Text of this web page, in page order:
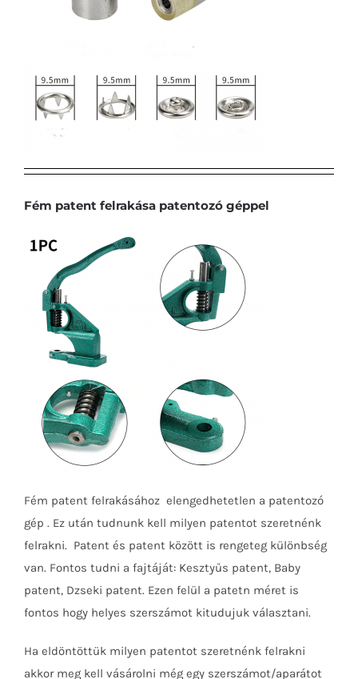
Fém patent felrakása patentozó géppel
Fém patent felrakásához elengedhetetlen a patentozó
gép . Ez után tudnunk kell milyen patentot szeretnénk
felrakni. Patent és patent között is rengeteg különbség
van. Fontos tudni a fajtáját: Kesztyűs patent, Baby
patent, Dzseki patent. Ezen felül a patetn méret is
fontos hogy helyes szerszámot kitudujuk választani.
Ha eldöntöttük milyen patentot szeretnénk felrakni
akkor meg kell vásárolni még egy szerszámot/aparátot